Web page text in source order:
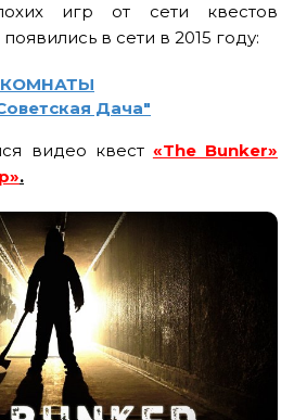
игр от сети квестов
в сети в 2015 году:
КОМНАТЫ
Дача"
видео квест «The Bunker»
.